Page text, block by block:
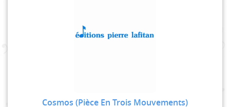
Cosmos (Pièce En Trois Mouvements)